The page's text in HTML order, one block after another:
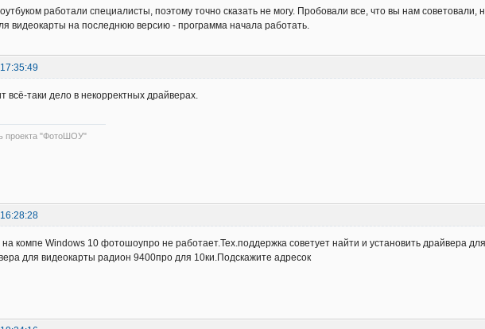
работали специалисты, поэтому точно сказать не могу. Пробовали все, что вы нам советовали,
видеокарты на последнюю версию - программа начала работать.
всё-таки дело в некорректных драйверах.
проекта "ФотоШОУ"
на компе Windows 10 фотошоупро не работает.Тех.поддержка советует найти и установить драйвера
для видеокарты радион 9400про для 10ки.Подскажите адресок